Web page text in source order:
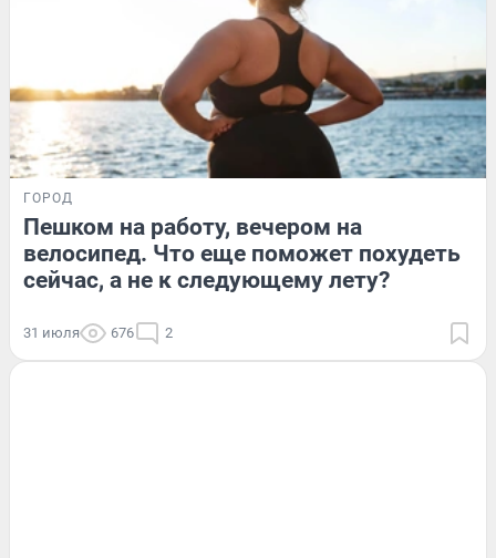
ГОРОД
Пешком на работу, вечером на
велосипед. Что еще поможет похудеть
сейчас, а не к следующему лету?
31 июля 676 2